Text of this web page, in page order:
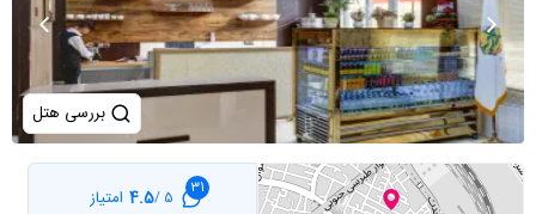
بررسی هتل
31
5 /
4.5 امتیاز